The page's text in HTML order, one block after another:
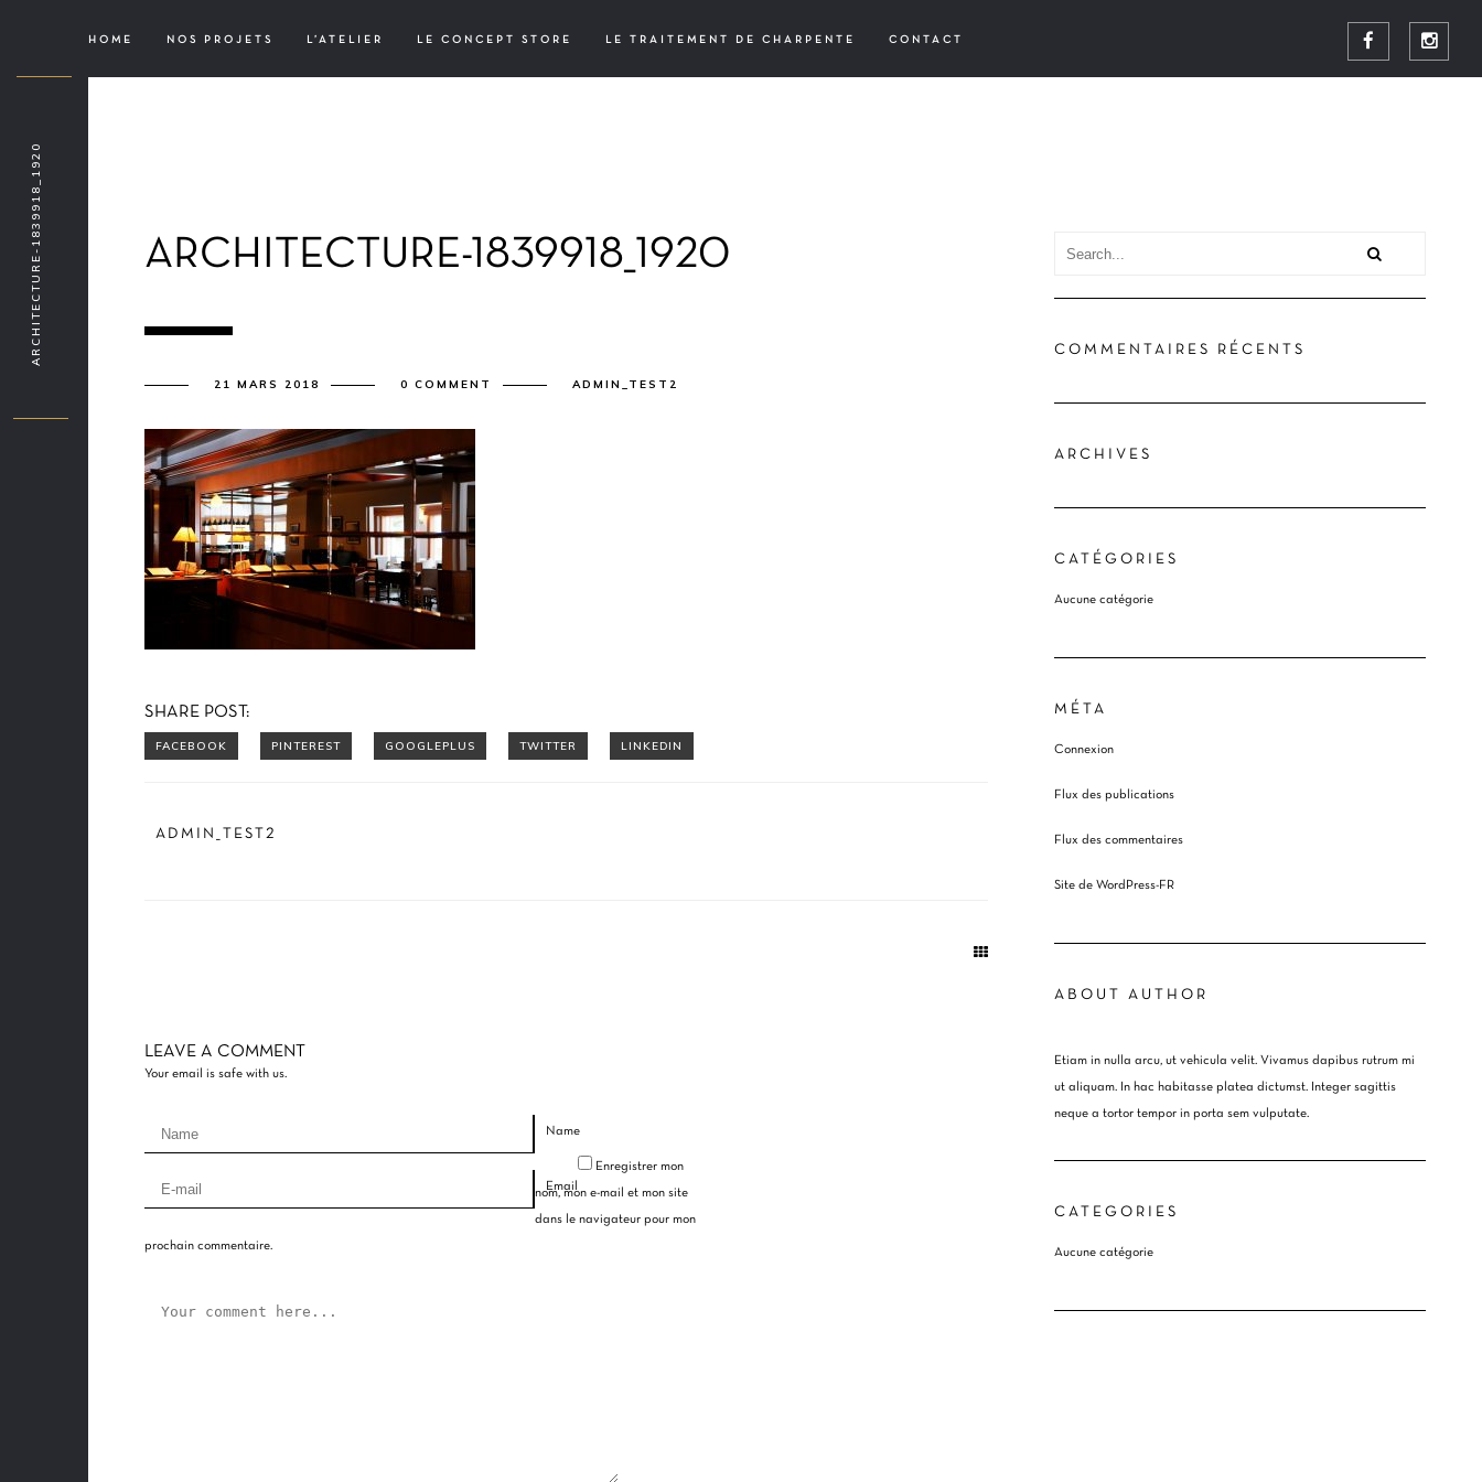
HOME NOS PROJETS L’ATELIER LE CONCEPT STORE LE TRAITEMENT DE CHARPENTE CONTACT
ARCHITECTURE-1839918_1920
21 MARS 2018 0 COMMENT ADMIN_TEST2
SHARE POST:
ADMIN_TEST2
LEAVE A COMMENT
Your email is safe with us.
Name
Email
Enregistrer mon
nom, mon e-mail et mon site
dans le navigateur pour mon
prochain commentaire.
COMMENTAIRES RÉCENTS
ARCHIVES
CATÉGORIES
Aucune catégorie
MÉTA
Connexion
Flux des publications
Flux des commentaires
Site de WordPress-FR
ABOUT AUTHOR
Etiam in nulla arcu, ut vehicula velit. Vivamus dapibus rutrum mi
ut aliquam. In hac habitasse platea dictumst. Integer sagittis
neque a tortor tempor in porta sem vulputate.
CATEGORIES
Aucune catégorie
ARCHITECTURE-1839918_1920